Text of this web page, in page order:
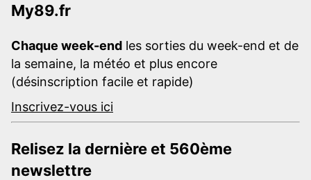
My89.fr
Chaque week-end les sorties du week-end et de
la semaine, la météo et plus encore
(désinscription facile et rapide)
Inscrivez-vous ici
Relisez la dernière et 560ème
newslettre